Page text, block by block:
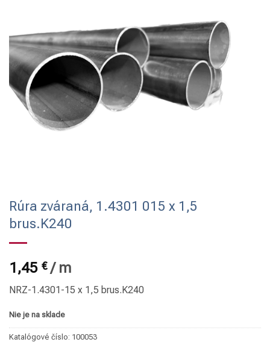
Rúra zváraná, 1.4301 015 x 1,5
brus.K240
1,45 €/ m
NRZ-1.4301-15 x 1,5 brus.K240
Nie je na sklade
Katalógové číslo: 100053